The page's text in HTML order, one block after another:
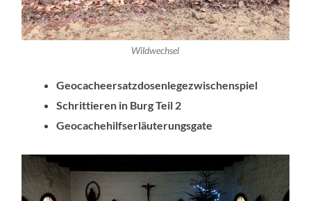
Wildwechsel
Geocacheersatzdosenlegezwischenspiel
Schrittieren in Burg Teil 2
Geocachehilfserläuterungsgate